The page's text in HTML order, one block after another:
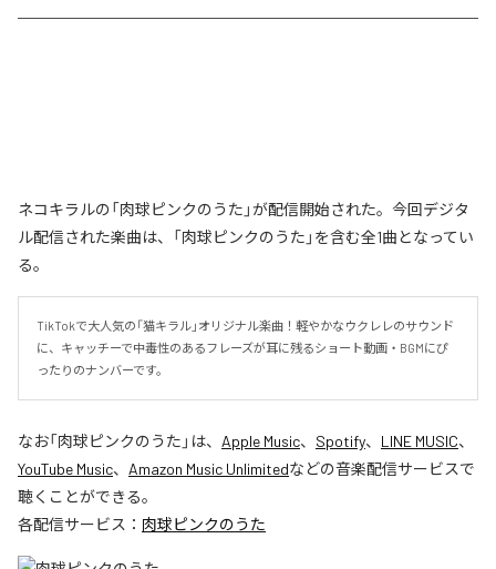
ネコキラルの「肉球ピンクのうた」が配信開始された。今回デジタ
ル配信された楽曲は、「肉球ピンクのうた」を含む全1曲となってい
る。
TikTokで大人気の「猫キラル」オリジナル楽曲！軽やかなウクレレのサウンド
に、キャッチーで中毒性のあるフレーズが耳に残るショート動画・BGMにぴ
ったりのナンバーです。
なお「肉球ピンクのうた 」は、 Apple Music、 Spotify、 LINE MUSIC、
YouTube Music、 Amazon Music Unlimitedなどの音楽配信サービスで
聴くことができる。
各配信サービス： 肉球ピンクのうた